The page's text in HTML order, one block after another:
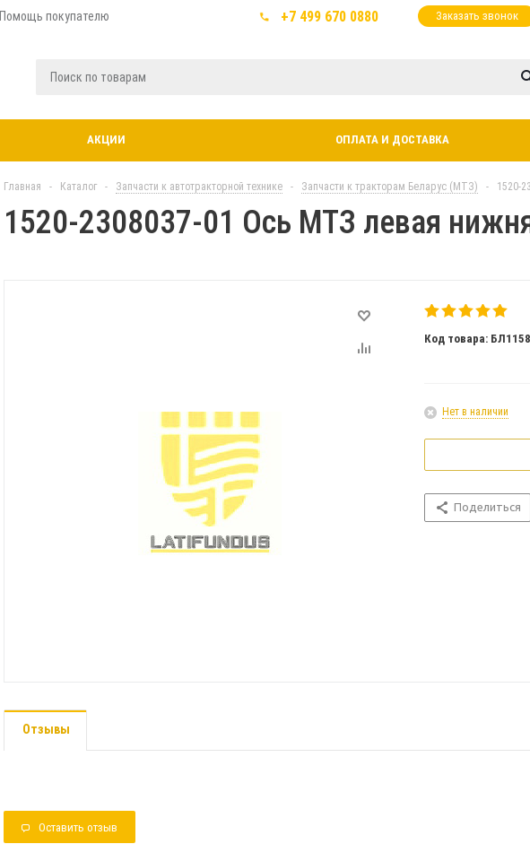
Помощь покупателю +7 499 670 0880 Заказать звонок
АКЦИИ ОПЛАТА И ДОСТАВКА
Главная - Каталог - Запчасти к автотракторной технике - Запчасти к тракторам Беларус (МТЗ) - 1520-
1520-2308037-01 Ось МТЗ левая
Код товара:
Нет в наличии
Поделиться
Отзывы
Оставить отзыв